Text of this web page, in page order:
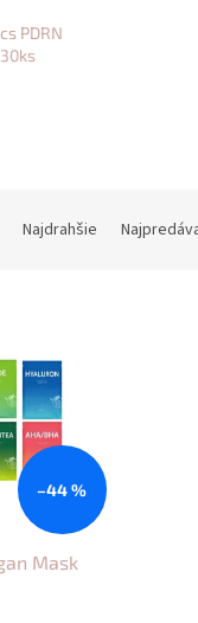
PDRN
Najdrahšie
–44 %
Mask